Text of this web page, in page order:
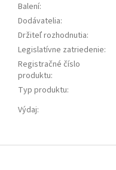
Balení:
Dodávatelia:
Držiteľ rozhodnutia:
Legislatívne zatriedenie:
Registračné číslo
produktu:
Typ produktu:
Výdaj: